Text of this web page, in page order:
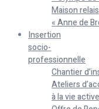
Maison relais
« Anne de
Insertion
socio-
professionnelle
Chantier
Ateliers
à la vie